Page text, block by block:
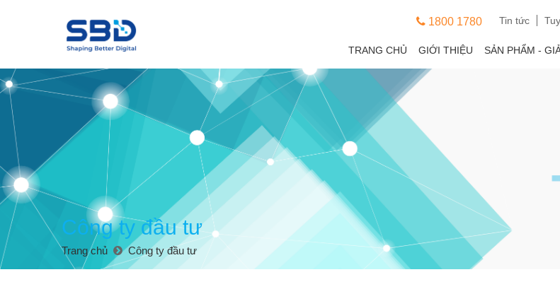
1800 1780 Tin tức
TRANG CHỦ GIỚI THIỆU SẢN PHẨM -
Công ty đầu tư
Trang chủ Công ty đầu tư